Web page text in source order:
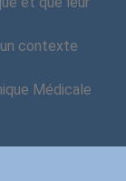
contexte
Médicale